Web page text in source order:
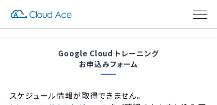
Google Cloud トレーニング
お申込みフォーム
スケジュール情報が取得できません。